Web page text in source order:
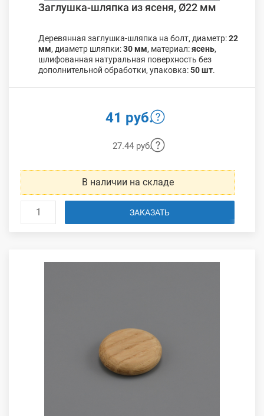
Заглушка-шляпка из ясеня, Ø22 мм
Деревянная заглушка-шляпка на болт, диаметр:22
мм, диаметр шляпки:30 мм, материал:ясень,
шлифованная натуральная поверхность без
дополнительной обработки, упаковка:50 шт.
41 руб.
27.44 руб.
В наличии на складе
ЗАКАЗАТЬ